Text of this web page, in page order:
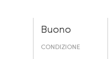
Buono
CONDIZIONE